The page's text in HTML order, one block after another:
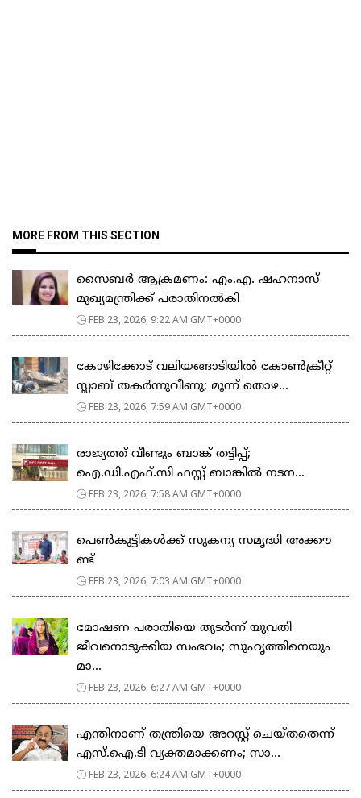
MORE FROM THIS SECTION
സൈബർ ആക്രമണം: എം.എ. ഷഹനാസ്
മുഖ്യമന്ത്രിക്ക് പരാതിനൽകി
FEB 23, 2026, 9:22 AM GMT+0000
കോഴിക്കോട് വലിയങ്ങാടിയിൽ കോൺക്രീറ്റ്
സ്ലാബ് തകർന്നുവീണു; മൂന്ന് തൊഴ...
FEB 23, 2026, 7:59 AM GMT+0000
രാജ്യത്ത് വീണ്ടും ബാങ്ക് തട്ടിപ്പ്;
ഐ.ഡി.എഫ്.സി ഫസ്റ്റ് ബാങ്കിൽ നടന...
FEB 23, 2026, 7:58 AM GMT+0000
പെ​ൺ​കു​ട്ടി​ക​ൾ​ക്ക് സു​ക​ന്യ സ​മൃ​ദ്ധി അ​ക്കൗ​
ണ്ട്
FEB 23, 2026, 7:03 AM GMT+0000
മോഷണ പരാതിയെ തുടര്‍ന്ന് യുവതി
ജീവനൊടുക്കിയ സംഭവം; സുഹൃത്തിനെയും
മാ...
FEB 23, 2026, 6:27 AM GMT+0000
എന്തിനാണ് തന്ത്രിയെ അറസ്റ്റ് ചെയ്തതെന്ന്
എസ്.ഐ.ടി വ്യക്തമാക്കണം; സാ...
FEB 23, 2026, 6:24 AM GMT+0000